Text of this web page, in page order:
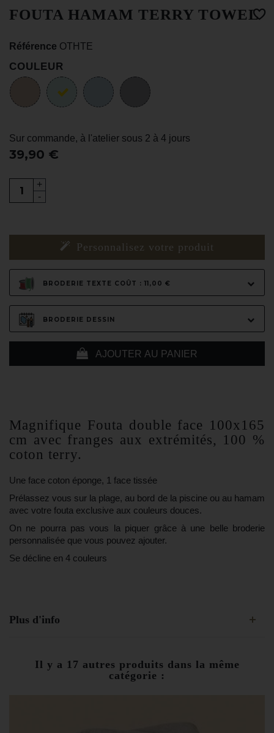
FOUTA HAMAM TERRY TOWEL
Référence OTHTE
Magnifique Fouta double face 100x165
cm avec franges aux extrémités, 100 %
coton terry.
Une face coton éponge, 1 face tissée
Prélassez vous sur la plage, au bord de la piscine ou au hamam
avec votre fouta exclusive aux couleurs douces.
On ne pourra pas vous la piquer grâce à une belle broderie
personnalisée que vous pouvez ajouter.
Se décline en 4 couleurs
Personnalisez votre produit
BRODERIE TEXTE COÛT : 11,00 €
BRODERIE DESSIN
AJOUTER AU PANIER
39,90 €
COULEUR
Sur commande, à l'atelier sous 2 à 4 jours
-
+
Plus d'info
Il y a 17 autres produits dans la même
catégorie :